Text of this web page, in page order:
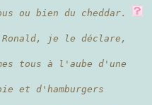
ou bien du cheddar.
je le déclare,
tous à l'aube d'une
et d'hamburgers